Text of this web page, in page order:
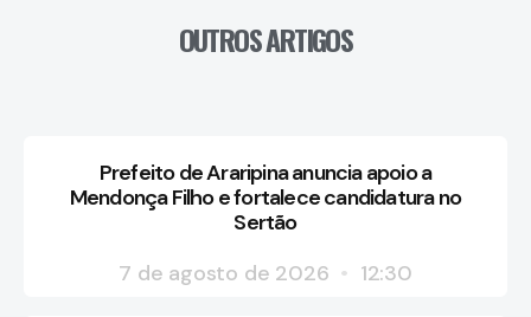
OUTROS ARTIGOS
Prefeito de Araripina anuncia apoio a
Mendonça Filho e fortalece candidatura no
Sertão
7 de agosto de 2026
12:30